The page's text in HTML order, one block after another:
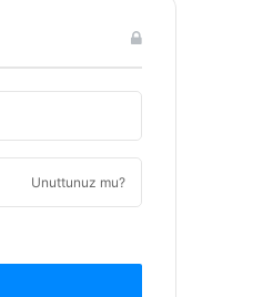
Unuttunuz mu?